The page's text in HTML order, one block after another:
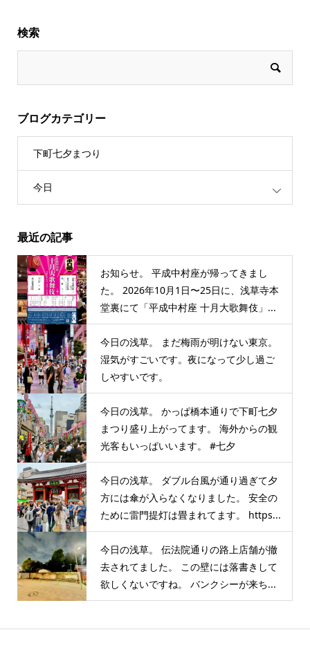
検索
ブログカテゴリー
下町七夕まつり
今日
最近の記事
お知らせ。 平成中村座が帰ってきまし
た。 2026年10月1日〜25日に、浅草寺本
堂裏にて「平成中村座 十月大歌舞伎」...
今日の浅草。 まだ梅雨が明けない東京。
湿気がすごいです。夜になって少し過ご
しやすいです。
今日の浅草。 かっぱ橋本通りで下町七夕
まつり盛り上がってます。 海外からの観
光客もいっぱいいます。 #七夕
今日の浅草。 ダブル台風が通り過ぎて夕
方には傘が入らなくなりました。 安全の
ために雷門提灯は畳まれてます。 https...
今日の浅草。 伝法院通りの路上店舗が撤
去されてました。 この壁には落書きして
欲しくないですね。 バンクシーが来ち...